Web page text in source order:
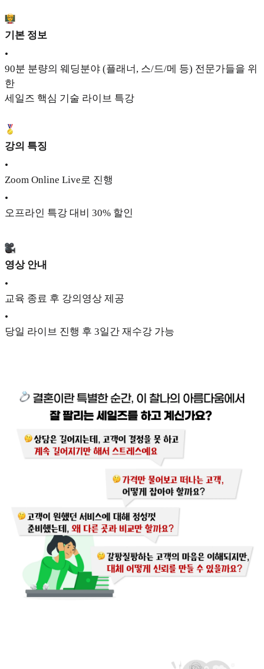
기본 정보
•
90분 분량의 웨딩분야 (플래너, 스/드/메 등) 전문가들을 위
한
세일즈 핵심 기술 라이브 특강
강의 특징
•
Zoom Online Live로 진행
•
오프라인 특강 대비 30% 할인
영상 안내
•
교육 종료 후 강의영상 제공
•
당일 라이브 진행 후 3일간 재수강 가능